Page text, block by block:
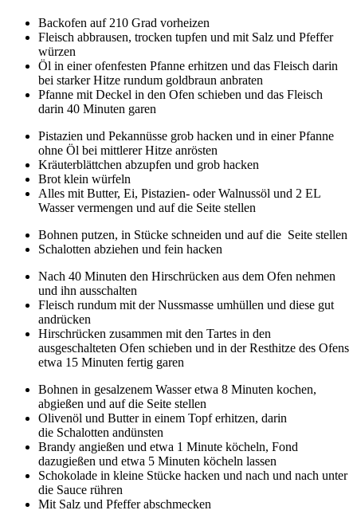
Backofen auf 210 Grad vorheizen
Fleisch abbrausen, trocken tupfen und mit Salz und Pfeffer
würzen
Öl in einer ofenfesten Pfanne erhitzen und das Fleisch darin
bei starker Hitze rundum goldbraun anbraten
Pfanne mit Deckel in den Ofen schieben und das Fleisch
darin 40 Minuten garen
Pistazien und Pekannüsse grob hacken und in einer Pfanne
ohne Öl bei mittlerer Hitze anrösten
Kräuterblättchen abzupfen und grob hacken
Brot klein würfeln
Alles mit Butter, Ei, Pistazien- oder Walnussöl und 2 EL
Wasser vermengen und auf die Seite stellen
Bohnen putzen, in Stücke schneiden und auf die Seite stellen
Schalotten abziehen und fein hacken
Nach 40 Minuten den Hirschrücken aus dem Ofen nehmen
und ihn ausschalten
Fleisch rundum mit der Nussmasse umhüllen und diese gut
andrücken
Hirschrücken zusammen mit den Tartes in den
ausgeschalteten Ofen schieben und in der Resthitze des Ofens
etwa 15 Minuten fertig garen
Bohnen in gesalzenem Wasser etwa 8 Minuten kochen,
abgießen und auf die Seite stellen
Olivenöl und Butter in einem Topf erhitzen, darin
die Schalotten andünsten
Brandy angießen und etwa 1 Minute köcheln, Fond
dazugießen und etwa 5 Minuten köcheln lassen
Schokolade in kleine Stücke hacken und nach und nach unter
die Sauce rühren
Mit Salz und Pfeffer abschmecken